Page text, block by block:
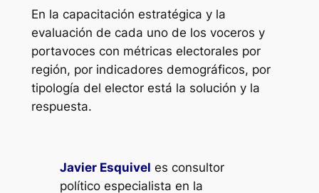
En la capacitación estratégica y la
evaluación de cada uno de los voceros y
portavoces con métricas electorales por
región, por indicadores demográficos, por
tipología del elector está la solución y la
respuesta.
Javier Esquivel es consultor
político especialista en la